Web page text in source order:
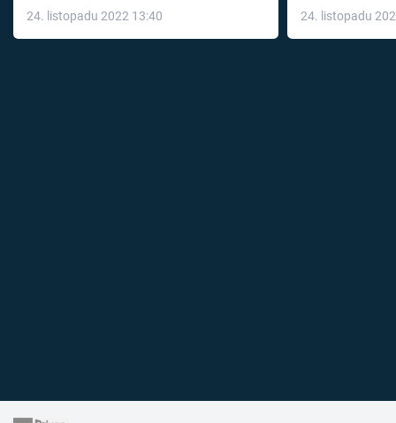
24. listopadu 2022 13:40
léky
24. listopadu